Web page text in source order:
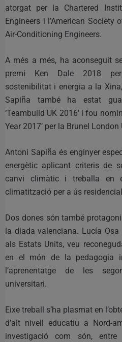
atorgat per la Chartered
Engineers i l’American Society
Air-Conditioning Engineers.
A més a més, ha aconseguit
premi Ken Dale 2018 per
sostenibilitat i energia a la
Sapiña també ha estat
‘Teambuild UK 2016’ i fou
Year 2017’ per la Brunel London
Antoni Sapiña és enginyer
energètic aplicant criteris de
canvi climàtic i treballa en
climatització per a ús
Dos dones són també
la diada valenciana. Lucía
als Estats Units, veu
en el món de la pedagogia
l’aprenentatge de les
universitari.
Eixe treball s’ha plasmat en
d’alt nivell educatiu a Nord-
investigació com són,